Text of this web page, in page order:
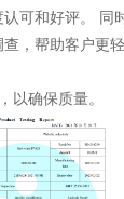
可和好评。 同
，帮助客户更
以确保质量。